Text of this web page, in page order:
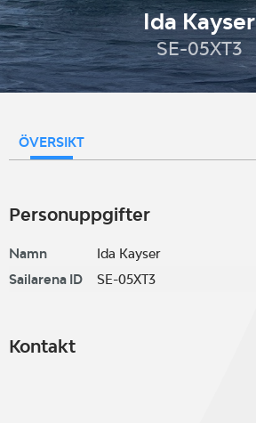
Ida Kayser
SE-05XT3
ÖVERSIKT
Personuppgifter
Namn
Ida Kayser
Sailarena ID
SE-05XT3
Kontakt